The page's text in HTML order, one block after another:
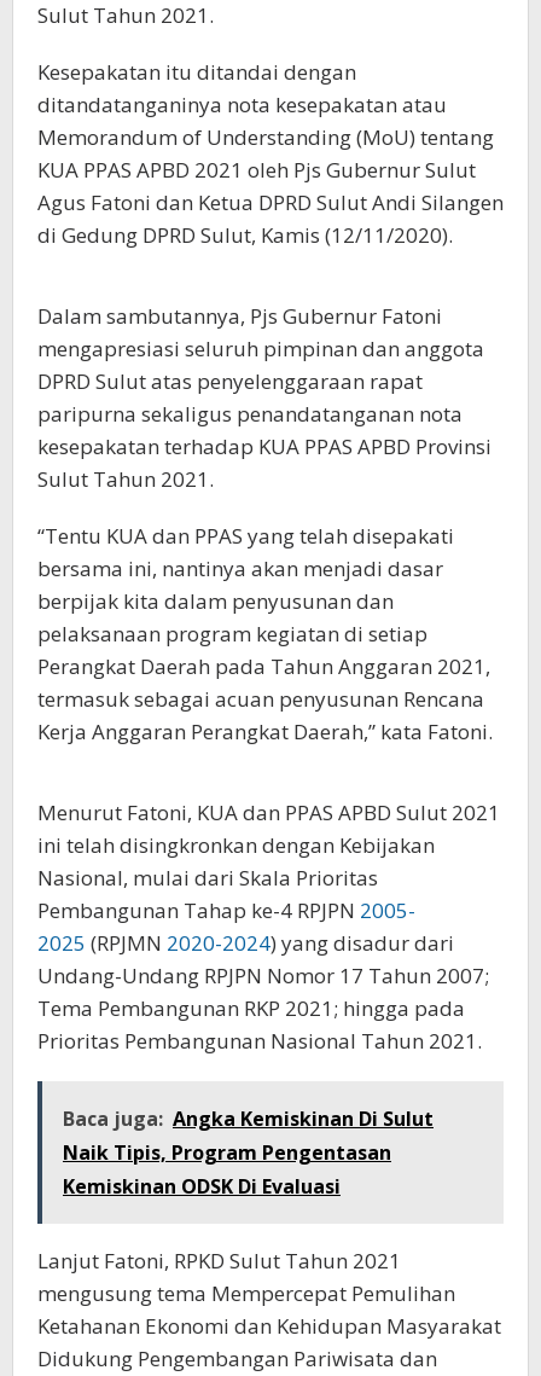
Sulut Tahun 2021.
Kesepakatan itu ditandai dengan
ditandatanganinya nota kesepakatan atau
Memorandum of Understanding (MoU) tentang
KUA PPAS APBD 2021 oleh Pjs Gubernur Sulut
Agus Fatoni dan Ketua DPRD Sulut Andi Silangen
di Gedung DPRD Sulut, Kamis (12/11/2020).
Dalam sambutannya, Pjs Gubernur Fatoni
mengapresiasi seluruh pimpinan dan anggota
DPRD Sulut atas penyelenggaraan rapat
paripurna sekaligus penandatanganan nota
kesepakatan terhadap KUA PPAS APBD Provinsi
Sulut Tahun 2021.
“Tentu KUA dan PPAS yang telah disepakati
bersama ini, nantinya akan menjadi dasar
berpijak kita dalam penyusunan dan
pelaksanaan program kegiatan di setiap
Perangkat Daerah pada Tahun Anggaran 2021,
termasuk sebagai acuan penyusunan Rencana
Kerja Anggaran Perangkat Daerah,” kata Fatoni.
Menurut Fatoni, KUA dan PPAS APBD Sulut 2021
ini telah disingkronkan dengan Kebijakan
Nasional, mulai dari Skala Prioritas
Pembangunan Tahap ke-4 RPJPN 2005-
2025 (RPJMN 2020-2024) yang disadur dari
Undang-Undang RPJPN Nomor 17 Tahun 2007;
Tema Pembangunan RKP 2021; hingga pada
Prioritas Pembangunan Nasional Tahun 2021.
Baca juga: Angka Kemiskinan Di Sulut
Naik Tipis, Program Pengentasan
Kemiskinan ODSK Di Evaluasi
Lanjut Fatoni, RPKD Sulut Tahun 2021
mengusung tema Mempercepat Pemulihan
Ketahanan Ekonomi dan Kehidupan Masyarakat
Didukung Pengembangan Pariwisata dan